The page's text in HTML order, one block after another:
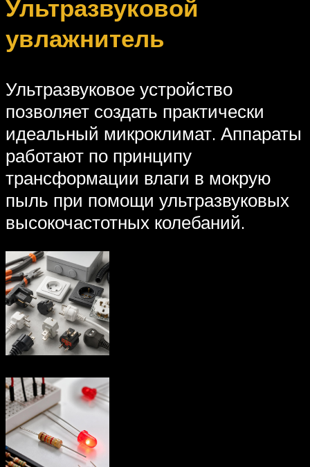
Ультразвуковой
увлажнитель
Ультразвуковое устройство
позволяет создать практически
идеальный микроклимат. Аппараты
работают по принципу
трансформации влаги в мокрую
пыль при помощи ультразвуковых
высокочастотных колебаний.